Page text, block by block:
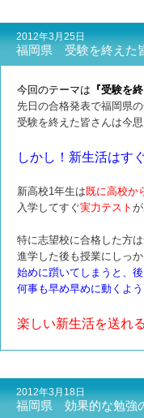
2012年3月25日
福岡県 受験を終えた
今回のテーマは 『受験を
先日の合格発表で福岡県
受験を終えた皆さんは今
しかし！新生活はす
新高校1年生は既に高校か
入学してすぐ実力テスト
特に志望校に合格した方
進学した後も授業にしっ
始めに躓いてしまうと、
何事も早め早めに動くよう
楽しい新生活を送れ
2012年3月18日
福岡県 効果的な勉強